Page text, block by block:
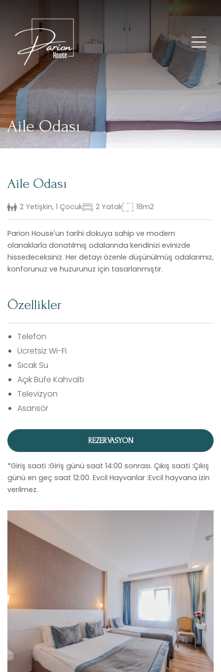
Aile Odası
Aile Odası
2 Yetişkin, 1 Çocuk 2 Yatak 18m2
Parion House'un tarihi dokuya sahip ve modern
olanaklarla donatılmış odalarında kendinizi evinizde
hissedeceksiniz. Her detayı özenle düşünülmüş odalarımız,
konforunuz ve huzurunuz için tasarlanmıştır.
Özellikler
Telefon
Ücretsiz Wi-Fi
Sıcak Su
Açık Büfe Kahvaltı
Televizyon
Asansör
REZERVASYON
*Giriş saati :Giriş günü saat 14:00 sonrası. Çıkış saati :Çıkış
günü en geç saat 12:00. Evcil Hayvanlar :Evcil hayvana izin
verilmez.